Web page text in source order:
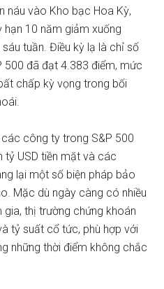
náu vào Kho bạc Hoa Kỳ,
hạn 10 năm giảm xuống
tuần. Điều kỳ lạ là chỉ số
500 đã đạt 4.383 điểm, mức
chấp kỳ vọng trong bối
công ty trong S&P 500
tỷ USD tiền mặt và các
lại một số biện pháp bảo
Mặc dù ngày càng có nhiều
thị trường chứng khoán
tỷ suất cổ tức, phù hợp với
những thời điểm không chắc